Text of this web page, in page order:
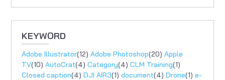
KEYWORD
Adobe Illustrator(12) Adobe Photoshop(20) Apple
TV(10) AutoCrat(4) Category(4) CLM Training(1)
Closed caption(4) DJI AIR3(1) document(4) Drone(1) e-